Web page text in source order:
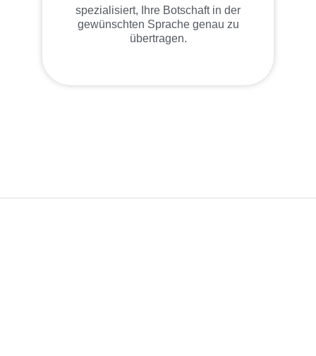
spezialisiert, Ihre Botschaft in der
gewünschten Sprache genau zu
übertragen.